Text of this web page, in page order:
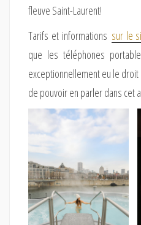
fleuve Saint-Laurent!
Tarifs et informations sur le
que les téléphones
exceptionnellement eu le
de pouvoir en parler dans cet